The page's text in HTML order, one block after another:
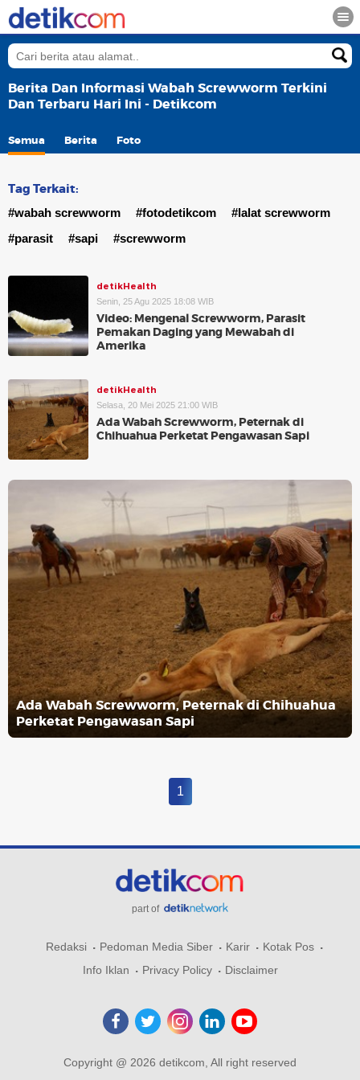
Berita Dan Informasi Wabah Screwworm Terkini
Dan Terbaru Hari Ini - Detikcom
Semua Berita Foto
Tag Terkait:
#wabah screwworm #fotodetikcom
#lalat screwworm
#parasit
#sapi #screwworm
detikHealth
Senin, 25 Agu 2025 18:08 WIB
Video: Mengenal Screwworm, Parasit
Pemakan Daging yang Mewabah di
Amerika
detikHealth
Selasa, 20 Mei 2025 21:00 WIB
Ada Wabah Screwworm, Peternak di
Chihuahua Perketat Pengawasan Sapi
Ada Wabah Screwworm, Peternak di Chihuahua
Perketat Pengawasan Sapi
1
part of
Redaksi Pedoman Media Siber Karir
Kotak Pos
Info Iklan
Privacy Policy Disclaimer
Copyright @ 2026 detikcom, All right reserved